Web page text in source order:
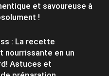
et savoureuse à
!
: La recette
nourrissante en un
Astuces et